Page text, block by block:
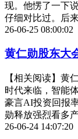
现。他愣了一下
仔细对比过。后
26-06-25 08:00:02
黄仁勋股东大
【相关阅读】黄
时代来临，智能
豪言AI投资回报
勋释放强烈看多
26-06-24 14:07:20